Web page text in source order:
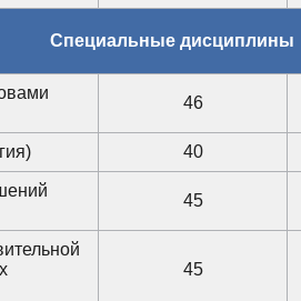
Специальные дисциплины
46
40
45
45